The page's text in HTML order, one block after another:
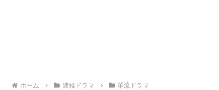
ホーム 連続ドラマ 華流ドラマ